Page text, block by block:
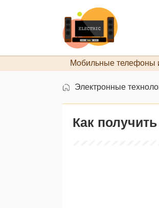
Мобильные телефоны
Электронные
Как